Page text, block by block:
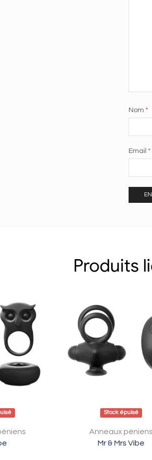
Nom *
Email *
Produits
Stock épuisé
Anneaux péniens
Mr & Mrs Vibe